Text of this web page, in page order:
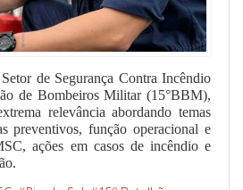
de Segurança Contra Incêndio
de Bombeiros Militar (15°BBM),
relevância abordando temas
preventivos, função operacional e
ações em casos de incêndio e